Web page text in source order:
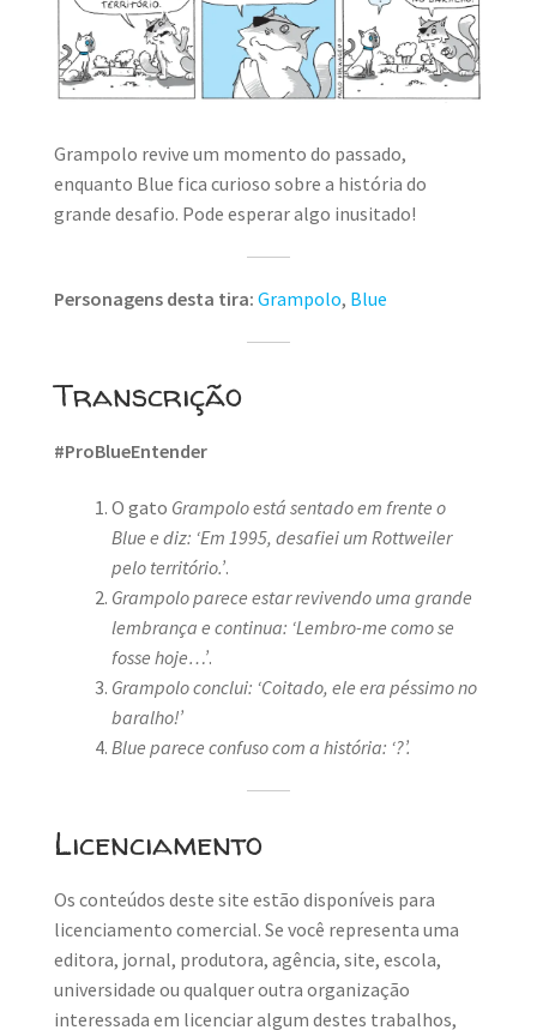
MINHA CONTA
CARRINHO
for:Grampolo revive um momento do passado,
enquanto Blue fica curioso sobre a história do
grande desafio. Pode esperar algo inusitado!
Personagens desta tira: Grampolo, Blue
Transcrição
#ProBlueEntender
O gato Grampolo está sentado em frente o
Blue e diz: ‘Em 1995, desafiei um Rottweiler
pelo território.’.
Grampolo parece estar revivendo uma grande
lembrança e continua: ‘Lembro-me como se
fosse hoje…’.
Grampolo conclui: ‘Coitado, ele era péssimo no
baralho!’
Blue parece confuso com a história: ‘?’.
Licenciamento
Os conteúdos deste site estão disponíveis para
licenciamento comercial. Se você representa uma
editora, jornal, produtora, agência, site, escola,
universidade ou qualquer outra organização
interessada em licenciar algum destes trabalhos,